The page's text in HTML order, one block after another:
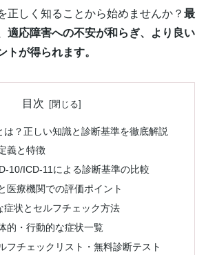
正しく知ることから始めませんか？ 最
適応障害への不安が和らぎ、より良い
トが得られます。
目次
は？正しい知識と診断基準を徹底解説
義と特徴
10/ICD-11による診断基準の比較
医療機関での評価ポイント
症状とセルフチェック方法
的・行動的な症状一覧
フチェックリスト・無料診断テスト